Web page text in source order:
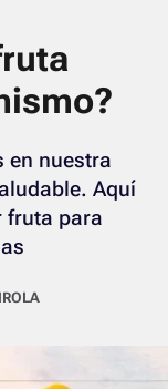
en nuestra
Aquí
fruta para